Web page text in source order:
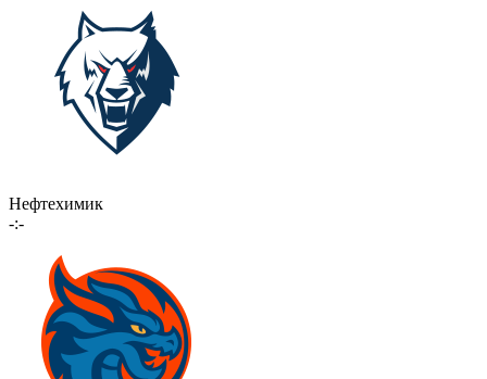
Нефтехимик
-:-